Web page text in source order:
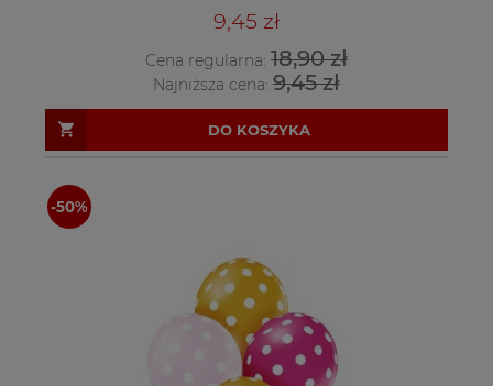
9,45 zł
Cena regularna: 18,90 zł
Najniższa cena: 9,45 zł
DO KOSZYKA